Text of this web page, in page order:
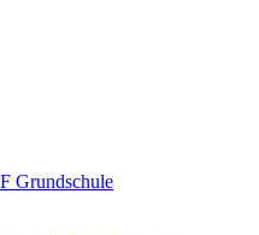
Grundschule